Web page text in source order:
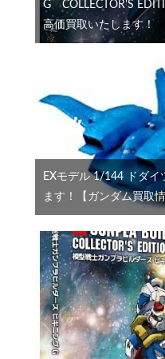
G COLLECTOR’S
高価買取いたします！
EXモデル 1/144 ドダイ
ます！【ガンダム買取